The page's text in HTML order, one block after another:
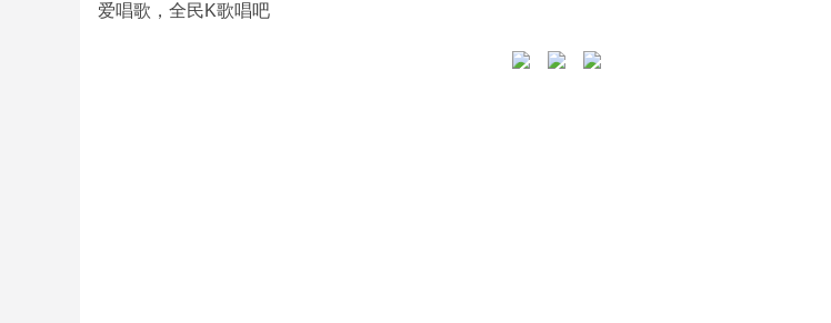
爱唱歌，全民K歌唱吧